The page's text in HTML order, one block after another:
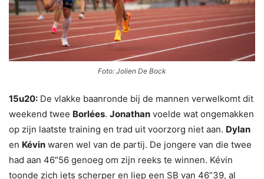
Foto: Jolien De Bock
15u20: De vlakke baanronde bij de mannen verwelkomt dit
weekend twee Borlées. Jonathan voelde wat ongemakken
op zijn laatste training en trad uit voorzorg niet aan. Dylan
en Kévin waren wel van de partij. De jongere van die twee
had aan 46″56 genoeg om zijn reeks te winnen. Kévin
toonde zich iets scherper en liep een SB van 46”39, al